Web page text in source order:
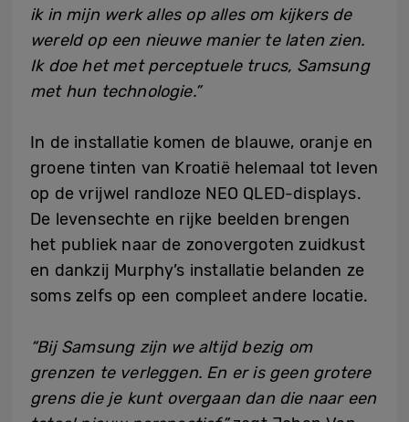
ik in mijn werk alles op alles om kijkers de
wereld op een nieuwe manier te laten zien.
Ik doe het met perceptuele trucs, Samsung
met hun technologie.”
In de installatie komen de blauwe, oranje en
groene tinten van Kroatië helemaal tot leven
op de vrijwel randloze NEO QLED-displays.
De levensechte en rijke beelden brengen
het publiek naar de zonovergoten zuidkust
en dankzij Murphy’s installatie belanden ze
soms zelfs op een compleet andere locatie.
“Bij Samsung zijn we altijd bezig om
grenzen te verleggen. En er is geen grotere
grens die je kunt overgaan dan die naar een